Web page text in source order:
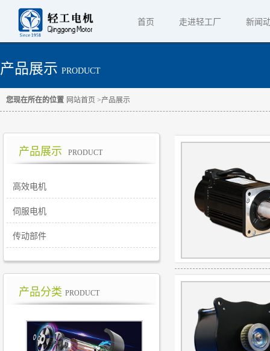
首页 走进轻工厂 新闻
产品展示 PRODUCT
您现在所在的位置 网站首页 >产品展示
产品展示 PRODUCT
高效电机
伺服电机
传动部件
产品分类 PRODUCT